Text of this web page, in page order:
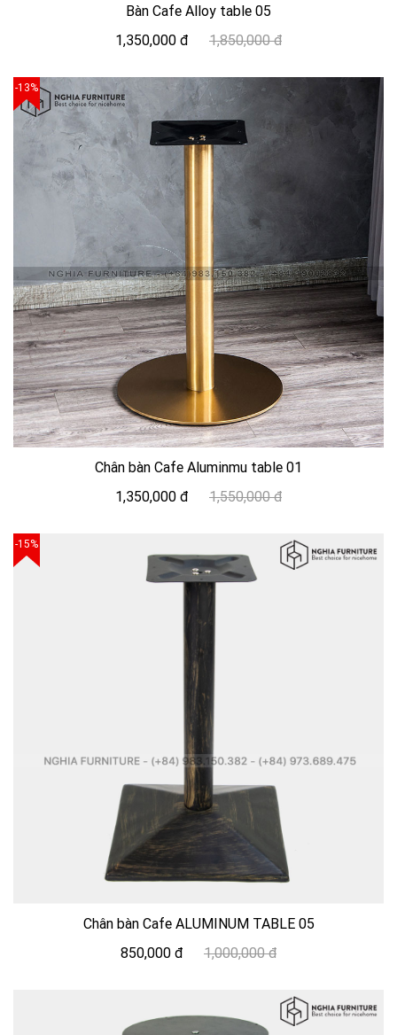
Bàn Cafe Alloy table 05
1,350,000 đ
1,850,000 đ
-13%
Chân bàn Cafe Aluminmu table 01
1,350,000 đ
1,550,000 đ
-15%
Chân bàn Cafe ALUMINUM TABLE 05
850,000 đ
1,000,000 đ